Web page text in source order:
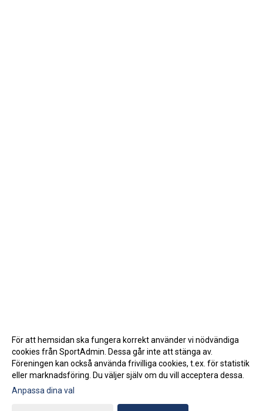
Gå till Webbversion
För att hemsidan ska fungera korrekt använder vi nödvändiga
cookies från SportAdmin. Dessa går inte att stänga av.
Föreningen kan också använda frivilliga cookies, t.ex. för statistik
eller marknadsföring. Du väljer själv om du vill acceptera dessa.
Anpassa dina val